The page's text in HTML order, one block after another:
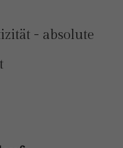
- absolute